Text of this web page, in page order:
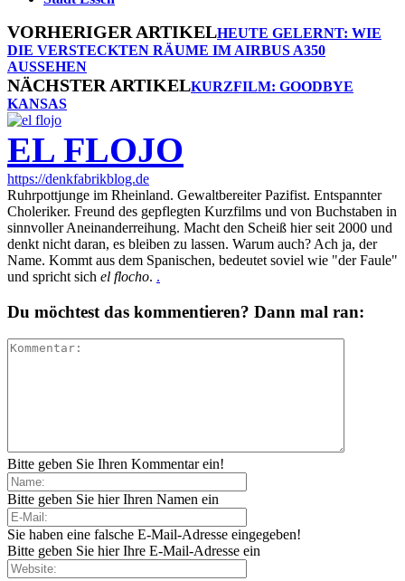
VORHERIGER ARTIKELHEUTE GELERNT: WIE
DIE VERSTECKTEN RÄUME IM AIRBUS A350
AUSSEHEN
NÄCHSTER ARTIKELKURZFILM: GOODBYE
KANSAS
EL FLOJO
https://denkfabrikblog.de
Ruhrpottjunge im Rheinland. Gewaltbereiter Pazifist. Entspannter
Choleriker. Freund des gepflegten Kurzfilms und von Buchstaben in
sinnvoller Aneinanderreihung. Macht den Scheiß hier seit 2000 und
denkt nicht daran, es bleiben zu lassen. Warum auch? Ach ja, der
Name. Kommt aus dem Spanischen, bedeutet soviel wie "der Faule"
und spricht sich el flocho. .
Du möchtest das kommentieren? Dann mal ran:
Bitte geben Sie Ihren Kommentar ein!
Bitte geben Sie hier Ihren Namen ein
Sie haben eine falsche E-Mail-Adresse eingegeben!
Bitte geben Sie hier Ihre E-Mail-Adresse ein